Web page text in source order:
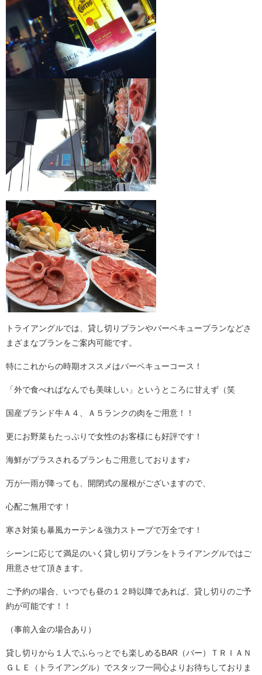
トライアングルでは、貸し切りプランやバーベキュープランなどさ
まざまなプランをご案内可能です。
特にこれからの時期オススメはバーベキューコース！
「外で食べればなんでも美味しい」というところに甘えず（笑
国産ブランド牛Ａ４、Ａ５ランクの肉をご用意！！
更にお野菜もたっぷりで女性のお客様にも好評です！
海鮮がプラスされるプランもご用意しております♪
万が一雨が降っても、開閉式の屋根がございますので、
心配ご無用です！
寒さ対策も暴風カーテン＆強力ストーブで万全です！
シーンに応じて満足のいく貸し切りプランをトライアングルではご
用意させて頂きます。
ご予約の場合、いつでも昼の１２時以降であれば、貸し切りのご予
約が可能です！！
（事前入金の場合あり）
貸し切りから１人でふらっとでも楽しめるBAR（バー）ＴＲＩＡＮ
ＧＬＥ（トライアングル）でスタッフ一同心よりお待ちしておりま